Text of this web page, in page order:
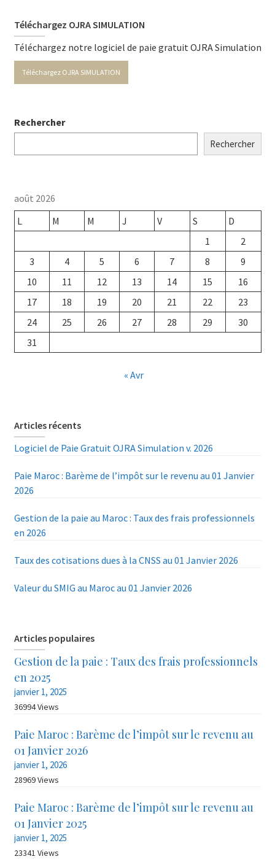
Téléchargez OJRA SIMULATION
Téléchargez notre logiciel de paie gratuit OJRA Simulation
Téléchargez OJRA SIMULATION
Rechercher
Rechercher
août 2026
L
M M J V S
D
1
2
3
4 5 6 7 8
9
10
11 12 13 14 15
16
17
18 19 20 21 22
23
24
25 26 27 28 29
30
31
« Avr
Articles récents
Logiciel de Paie Gratuit OJRA Simulation v. 2026
Paie Maroc : Barème de l’impôt sur le revenu au 01 Janvier
2026
Gestion de la paie au Maroc : Taux des frais professionnels
en 2026
Taux des cotisations dues à la CNSS au 01 Janvier 2026
Valeur du SMIG au Maroc au 01 Janvier 2026
Articles populaires
Gestion de la paie : Taux des frais professionnels
en 2025
janvier 1, 2025
36994 Views
Paie Maroc : Barème de l’impôt sur le revenu au
01 Janvier 2026
janvier 1, 2026
28969 Views
Paie Maroc : Barème de l’impôt sur le revenu au
01 Janvier 2025
janvier 1, 2025
23341 Views